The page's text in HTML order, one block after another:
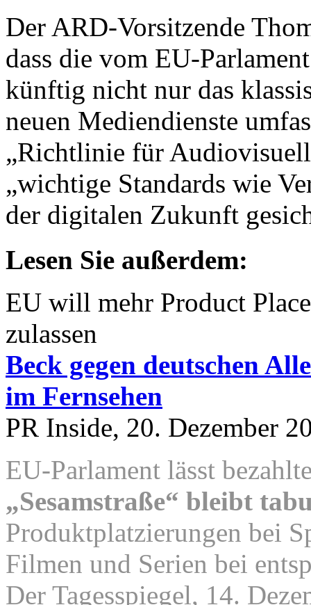
Der ARD-Vorsitzende
dass die vom EU-
künftig nicht nur das
neuen Mediendienste
„Richtlinie für
„wichtige Standards wie
der digitalen Zukunft
Lesen Sie außerdem:
EU will mehr Product
zulassen
Beck gegen deutschen
im Fernsehen
PR Inside, 20. Dezember
EU-Parlament lässt
„Sesamstraße“ bleibt
Produktplatzierungen bei
Filmen und Serien bei
Der Tagesspiegel, 14.